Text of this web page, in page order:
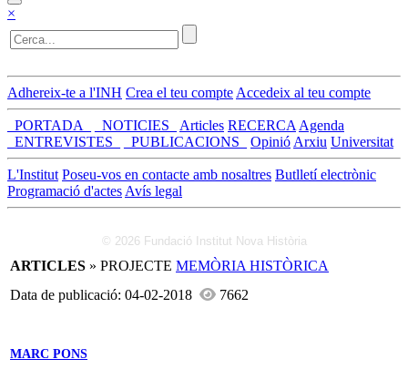
×
Adhereix-te a l'INH Crea el teu compte Accedeix al teu compte
_PORTADA_ _NOTICIES_ Articles RECERCA Agenda
_ENTREVISTES_
_PUBLICACIONS_ Opinió Arxiu Universitat
L'Institut Poseu-vos en contacte amb nosaltres Butlletí electrònic
Programació d'actes Avís legal
© 2026 Fundació Institut Nova Història
ARTICLES » PROJECTE MEMÒRIA HISTÒRICA
Data de publicació: 04-02-2018
7662
MARC PONS